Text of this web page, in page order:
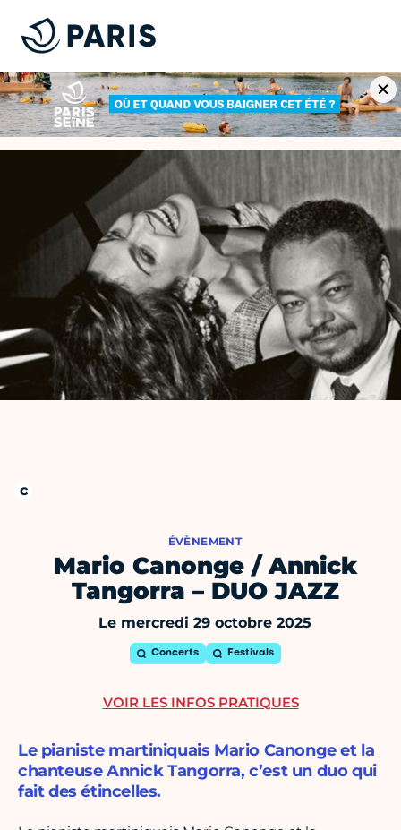
ÉVÈNEMENT
Mario Canonge / Annick
Tangorra – DUO JAZZ
Le mercredi 29 octobre 2025
Concerts Festivals
Le pianiste martiniquais Mario Canonge et la
chanteuse Annick Tangorra, c’est un duo qui
fait des étincelles.
VOIR LES INFOS PRATIQUES